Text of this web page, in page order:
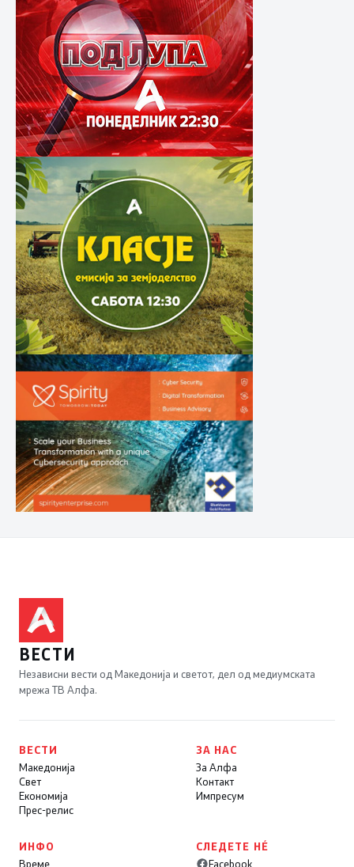
ВЕСТИ
Независни вести од Македонија и светот, дел од медиумската
мрежа ТВ Алфа.
ВЕСТИ
Македонија
Свет
Економија
Прес-релис
ЗА НАС
За Алфа
Контакт
Импресум
ИНФО
СЛЕДЕТЕ НÉ